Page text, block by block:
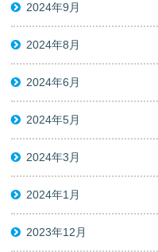
2024年9月
2024年8月
2024年6月
2024年5月
2024年3月
2024年1月
2023年12月